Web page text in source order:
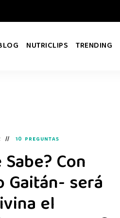
NUTRICLIPS TRENDING
10 PREGUNTAS
Con
será
el